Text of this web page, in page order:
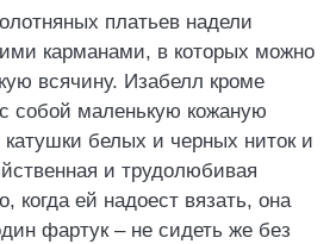
платьев надели
карманами, в которых можно
всячину. Изабелл кроме
собой маленькую кожаную
катушки белых и черных ниток и
и трудолюбивая
когда ей надоест вязать, она
фартук – не сидеть же без